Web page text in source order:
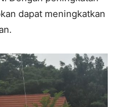
dapat meningkatkan